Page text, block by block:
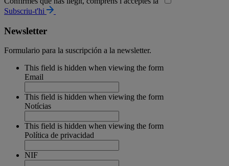
Subscriu-t'hi
Newsletter
Formulario para la suscripción a la newsletter.
This field is hidden when viewing the form
Email
This field is hidden when viewing the form
Notícias
This field is hidden when viewing the form
Política de privacidad
NIF